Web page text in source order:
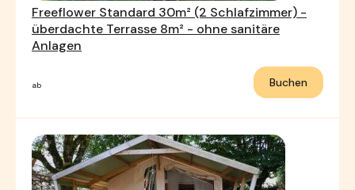
Freeflower Standard 30m² (2 Schlafzimmer) -
überdachte Terrasse 8m² - ohne sanitäre
Anlagen
ab Buchen